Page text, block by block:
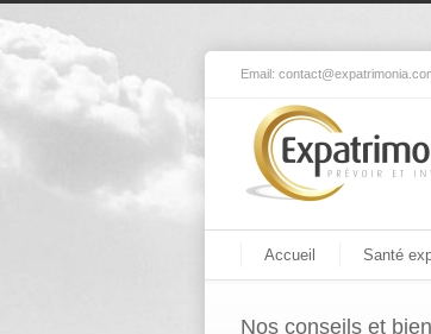
Email:
Accueil Santé
Nos conseils et